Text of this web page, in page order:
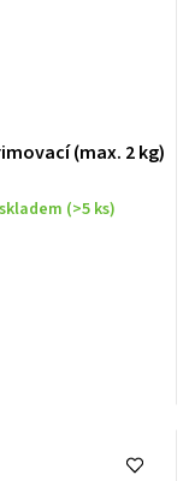
(max. 2 kg)
skladem (>5 ks)